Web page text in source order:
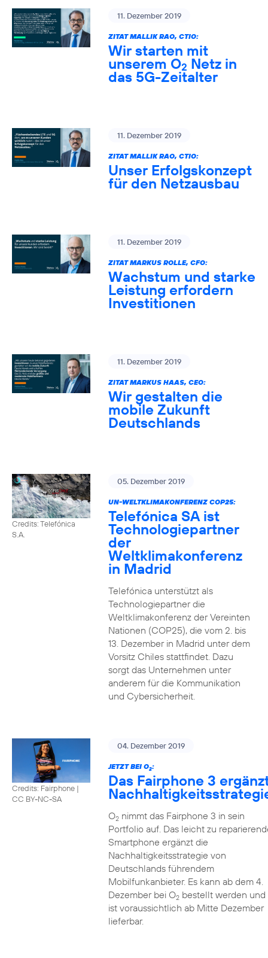
11. Dezember 2019
ZITAT MALLIK RAO, CTIO:
Wir starten mit
unserem O2 Netz in
das 5G-Zeitalter
11. Dezember 2019
ZITAT MALLIK RAO, CTIO:
Unser Erfolgskonzept
für den Netzausbau
11. Dezember 2019
ZITAT MARKUS ROLLE, CFO:
Wachstum und starke
Leistung erfordern
Investitionen
11. Dezember 2019
ZITAT MARKUS HAAS, CEO:
Wir gestalten die
mobile Zukunft
Deutschlands
Credits: Telefónica
S.A.
05. Dezember 2019
UN-WELTKLIMAKONFERENZ COP25:
Telefónica SA ist
Technologiepartner
der
Weltklimakonferenz
in Madrid
Telefónica unterstützt als
Technologiepartner die
Weltklimakonferenz der Vereinten
Nationen (COP25), die vom 2. bis
13. Dezember in Madrid unter dem
Vorsitz Chiles stattfindet. Dazu
sorgt das Unternehmen unter
anderem für die Kommunikation
und Cybersicherheit.
Credits: Fairphone |
CC BY-NC-SA
04. Dezember 2019
JETZT BEI O2:
Das Fairphone 3
O2nimmt das Fairphone 3 in sein
Portfolio auf. Das leicht zu
Smartphone ergänzt die
Nachhaltigkeitsstrategie von
Deutschlands führendem
Mobilfunkanbieter. Es kann ab dem 4.
Dezember bei O2bestellt werden und
ist voraussichtlich ab Mitte Dezember
lieferbar.